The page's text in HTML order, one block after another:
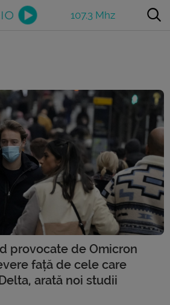
107.3 Mhz
provocate de Omicron
față de cele care
arată noi studii